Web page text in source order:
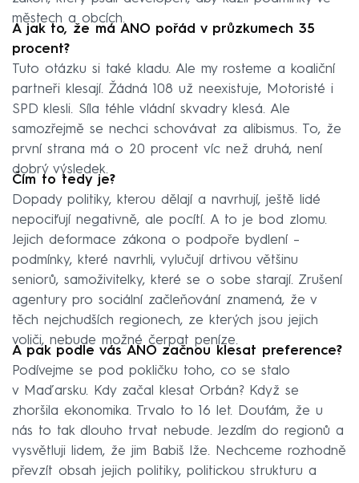
městech a obcích.
A jak to, že má ANO pořád v průzkumech 35
procent?
Tuto otázku si také kladu. Ale my rosteme a koaliční
partneři klesají. Žádná 108 už neexistuje, Motoristé i
SPD klesli. Síla téhle vládní skvadry klesá. Ale
samozřejmě se nechci schovávat za alibismus. To, že
první strana má o 20 procent víc než druhá, není
dobrý výsledek.
Čím to tedy je?
Dopady politiky, kterou dělají a navrhují, ještě lidé
nepociťují negativně, ale pocítí. A to je bod zlomu.
Jejich deformace zákona o podpoře bydlení –
podmínky, které navrhli, vylučují drtivou většinu
seniorů, samoživitelky, které se o sobe starají. Zrušení
agentury pro sociální začleňování znamená, že v
těch nejchudších regionech, ze kterých jsou jejich
voliči, nebude možné čerpat peníze.
A pak podle vás ANO začnou klesat preference?
Podívejme se pod pokličku toho, co se stalo
v Maďarsku. Kdy začal klesat Orbán? Když se
zhoršila ekonomika. Trvalo to 16 let. Doufám, že u
nás to tak dlouho trvat nebude. Jezdím do regionů a
vysvětluji lidem, že jim Babiš lže. Nechceme rozhodně
převzít obsah jejich politiky, politickou strukturu a